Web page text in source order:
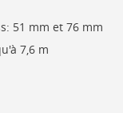
s: 51 mm et 76 mm
7,6 m